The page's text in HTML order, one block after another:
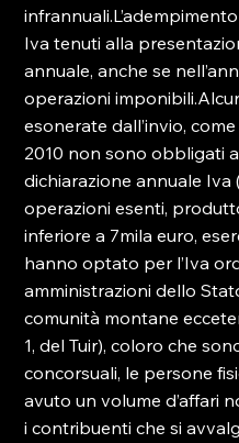
Iva tenuti alla
annuale, anche se
operazioni
esonerate dall’invio,
2010 non sono obbligati
dichiarazione annuale
operazioni esenti,
inferiore a 7mila euro,
hanno optato per l’Iva
amministrazioni dello
comunità montane
1, del Tuir), coloro che
concorsuali, le persone
avuto un volume d’affari
i contribuenti che si